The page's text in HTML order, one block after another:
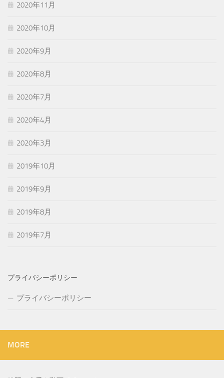
2020年11月
2020年10月
2020年9月
2020年8月
2020年7月
2020年4月
2020年3月
2019年10月
2019年9月
2019年8月
2019年7月
プライバシーポリシー
プライバシーポリシー
MORE